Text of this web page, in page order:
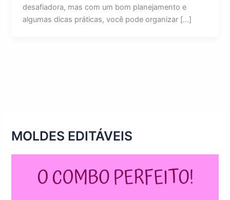
desafiadora, mas com um bom planejamento e
algumas dicas práticas, você pode organizar […]
MOLDES EDITÁVEIS